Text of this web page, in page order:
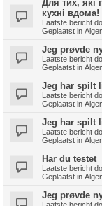
Для тих, які
кухні вдома!
Laatste bericht
Geplaatst in
Jeg prøvde
Laatste bericht
Geplaatst in
Jeg har spilt
Laatste bericht
Geplaatst in
Jeg har spilt
Laatste bericht
Geplaatst in
Har du testet
Laatste bericht
Geplaatst in
Jeg prøvde
Laatste bericht